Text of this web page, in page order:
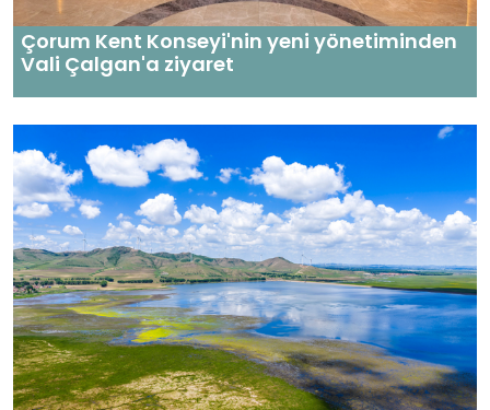
Çorum Kent Konseyi'nin yeni yönetiminden
Vali Çalgan'a ziyaret